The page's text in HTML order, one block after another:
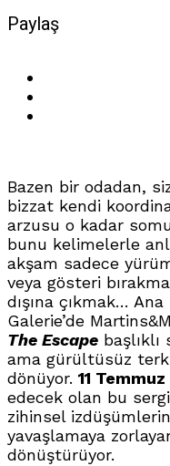
Paylaş
Bazen bir odadan,
bizzat kendi
arzusu o kadar
bunu kelimelerle
akşam sadece
veya gösteri
dışına çıkmak…
Galerie’de
The Escape
ama gürültüsüz
dönüyor. 11
edecek olan bu
zihinsel izdüşümlerin
yavaşlamaya
dönüştürüyor.